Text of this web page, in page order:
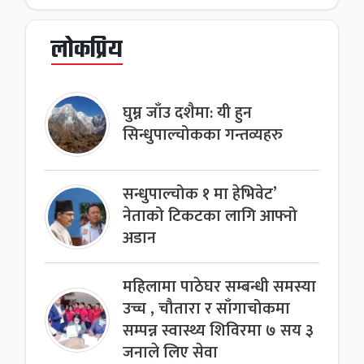
लोकप्रिय
घुम्न जाँउ दशैमा: यी हुन
सिन्धुपाल्चोकका गन्तव्यहरु
सन्धुपाल्चोक १ मा हेभिवेट’
नेताको टिकटका लागि आफ्नो
अडान
महिलामा पाठेघर सम्बन्धी समस्या
उच्च , चौतारा र साँगाचोकमा
सम्पन्न स्वास्थ्य शिविरमा ७ सय ३
जनाले लिए सेवा